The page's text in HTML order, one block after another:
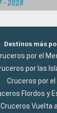
- 2028
Destinos más
por el
por las
Cruceros por el
Flordos y
Cruceros Vuelta